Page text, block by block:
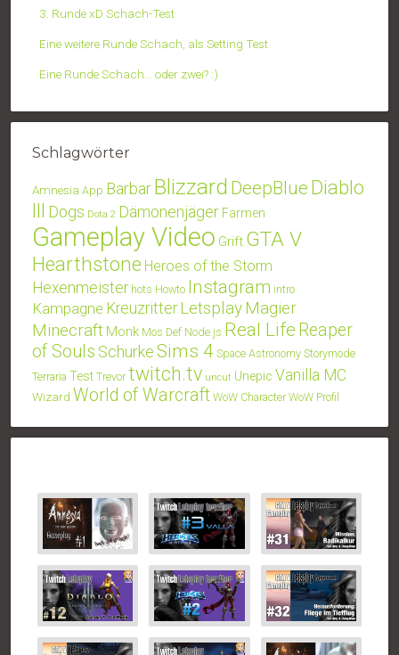
3. Runde xD Schach-Test
Eine weitere Runde Schach, als Setting Test
Eine Runde Schach… oder zwei? :)
Schlagwörter
Amnesia App BarbarBlizzard DeepBlue Diablo
III Dogs Dota 2 Dämonenjäger Farmen
Gameplay Video Grift GTA V
Hearthstone Heroes of the Storm
Hexenmeister hots Howto Instagram intro
Kampagne Kreuzritter LetsplayMagier
Minecraft Monk Mos Def Node.js Real Life Reaper
of Souls SchurkeSims 4 Space Astronomy Storymode
Terraria Test Trevor twitch.tv uncut Unepic Vanilla MC
Wizard World of Warcraft WoW Character WoW Profil